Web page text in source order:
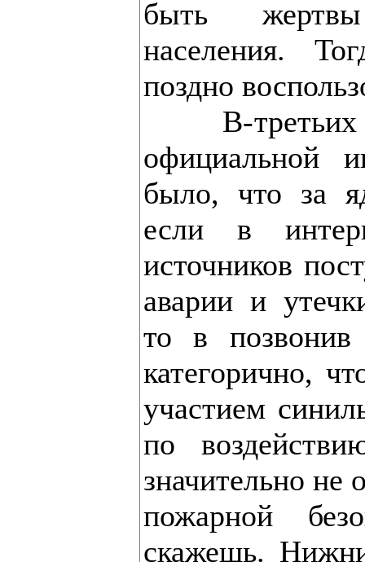
быть
населения.
поздно
В-третьих -
официальной
было, что за
если в
источников
аварии и
то в
категорично,
участием
по
значительно не
пожарной
скажешь.